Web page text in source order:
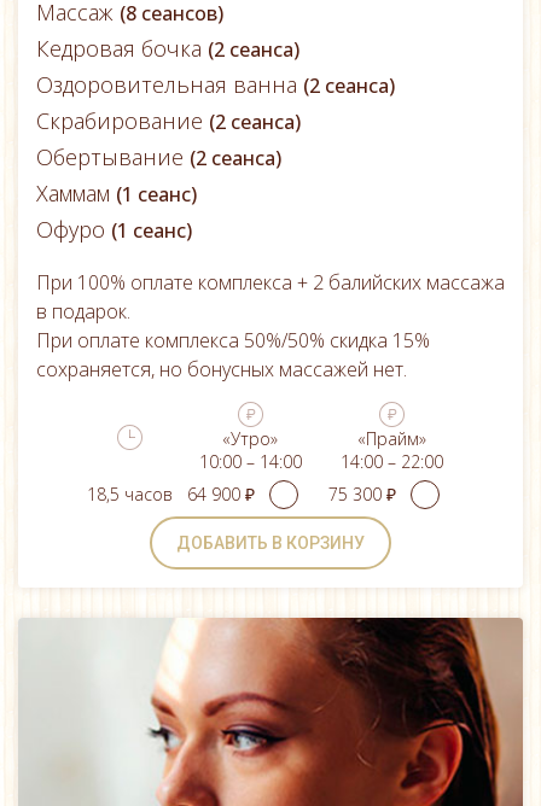
Массаж (8 сеансов)
Кедровая бочка (2 сеанса)
Оздоровительная ванна (2 сеанса)
Скрабирование (2 сеанса)
Обертывание (2 сеанса)
Хаммам (1 сеанс)
Офуро (1 сеанс)
При 100% оплате комплекса + 2 балийских массажа
в подарок.
При оплате комплекса 50%/50% скидка 15%
сохраняется, но бонусных массажей нет.
«Утро»
10:00 – 14:00
«Прайм»
14:00 – 22:00
18,5 часов
64 900 ₽ 75 300 ₽
ДОБАВИТЬ В КОРЗИНУ